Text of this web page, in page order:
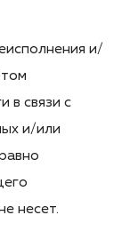
и/
в связи с
и/или
несет.